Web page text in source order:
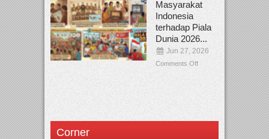
Masyarakat
Indonesia
terhadap Piala
Dunia 2026...
Jun 27, 2026
Comments Off
Corner